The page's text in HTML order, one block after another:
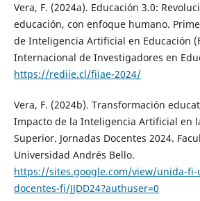
Vera, F. (2024a). Educación 3.0:
educación, con enfoque humano.
de Inteligencia Artificial en Educación
Internacional de Investigadores en
https://rediie.cl/fiiae-2024/
Vera, F. (2024b). Transformación
Impacto de la Inteligencia Artificial en
Superior. Jornadas Docentes 2024.
Universidad Andrés Bello.
https://sites.google.com/view/unida-
docentes-fi/JJDD24?authuser=0